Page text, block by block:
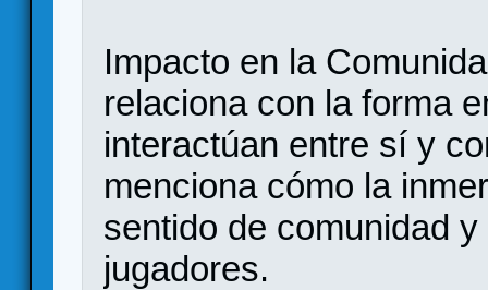
Impacto en la
relaciona con la forma
interactúan entre sí y
menciona cómo la
sentido de comunidad
jugadores.